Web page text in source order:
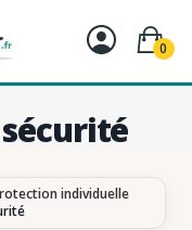
0
individuelle